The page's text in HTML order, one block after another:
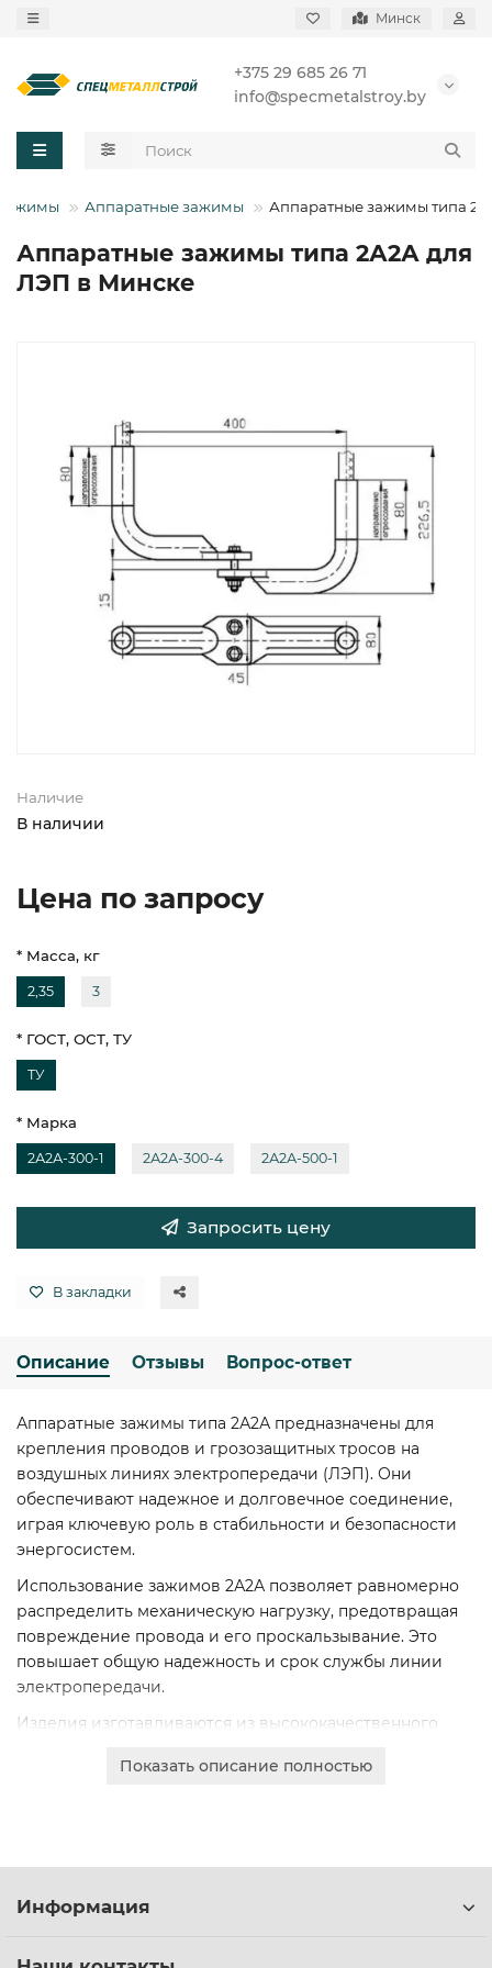
Минск
+375 29 685 26 71
info@specmetalstroy.by
Аппаратные зажимы Аппаратные зажимы типа
Аппаратные зажимы типа 2А2А для
ЛЭП в Минске
Наличие
В наличии
Цена по запросу
* Масса, кг
2,35 3
* ГОСТ, ОСТ, ТУ
ТУ
* Марка
2А2А-300-1 2А2А-300-4 2А2А-500-1
Запросить цену
В закладки
Описание Отзывы Вопрос-ответ
Аппаратные зажимы типа 2А2А предназначены для
крепления проводов и грозозащитных тросов на
воздушных линиях электропередачи (ЛЭП). Они
обеспечивают надежное и долговечное соединение,
играя ключевую роль в стабильности и безопасности
энергосистем.
Использование зажимов 2А2А позволяет равномерно
распределить механическую нагрузку, предотвращая
повреждение провода и его проскальзывание. Это
повышает общую надежность и срок службы линии
электропередачи.
Изделия изготавливаются из высококачественного
коррозионной стойкостью и механической
Мы предлагаем гибкие условия поставки для
запросите коммерческое предложение для получения
Показать описание полностью
Информация